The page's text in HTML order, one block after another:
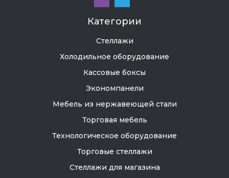
Категории
Стеллажи
Холодильное оборудование
Кассовые боксы
Экономпанели
Мебель из нержавеющей стали
Торговая мебель
Технологическое оборудование
Торговые стеллажи
Стеллажи для магазина